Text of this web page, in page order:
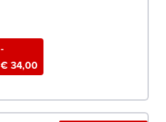
-
€ 34,00